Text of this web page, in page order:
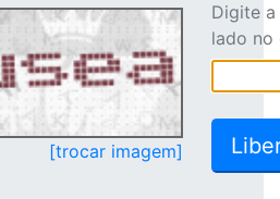
[trocar imagem]
Digite
lado no